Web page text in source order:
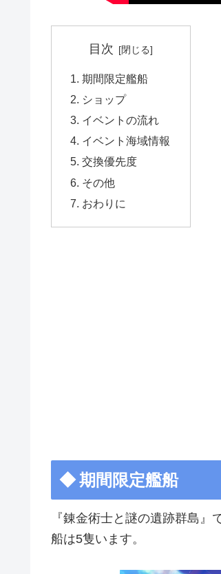
目次
期間限定艦船
ショップ
イベントの流れ
イベント海域情報
交換優先度
その他
おわりに
期間限定艦船
『錬金術士と謎の遺跡群島
船は5隻います。